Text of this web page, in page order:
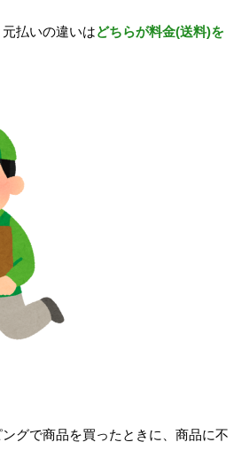
払いの違いはどちらが料金(送料)を
グで商品を買ったときに、商品に不